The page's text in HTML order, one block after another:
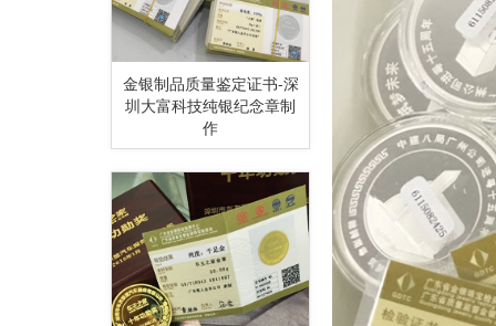
金银制品质量鉴定证书-深
圳大富科技纯银纪念章制
作